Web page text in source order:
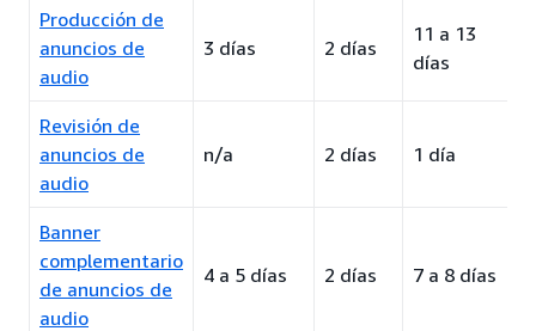
Producción de
anuncios de
audio
3 días 2 días
11 a 13
días
Revisión de
anuncios de
audio
n/a 2 días 1 día
Banner
complementario
de anuncios de
audio
4 a 5 días 2 días 7 a 8 días